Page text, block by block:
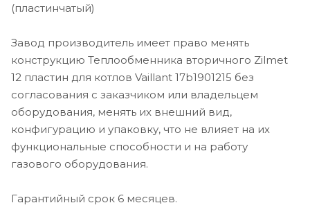
(пластинчатый)
Завод производитель имеет право менять
конструкцию Теплообменника вторичного Zilmet
12 пластин для котлов Vaillant 17b1901215 без
согласования с заказчиком или владельцем
оборудования, менять их внешний вид,
конфигурацию и упаковку, что не влияет на их
функциональные способности и на работу
газового оборудования.
Гарантийный срок 6 месяцев.